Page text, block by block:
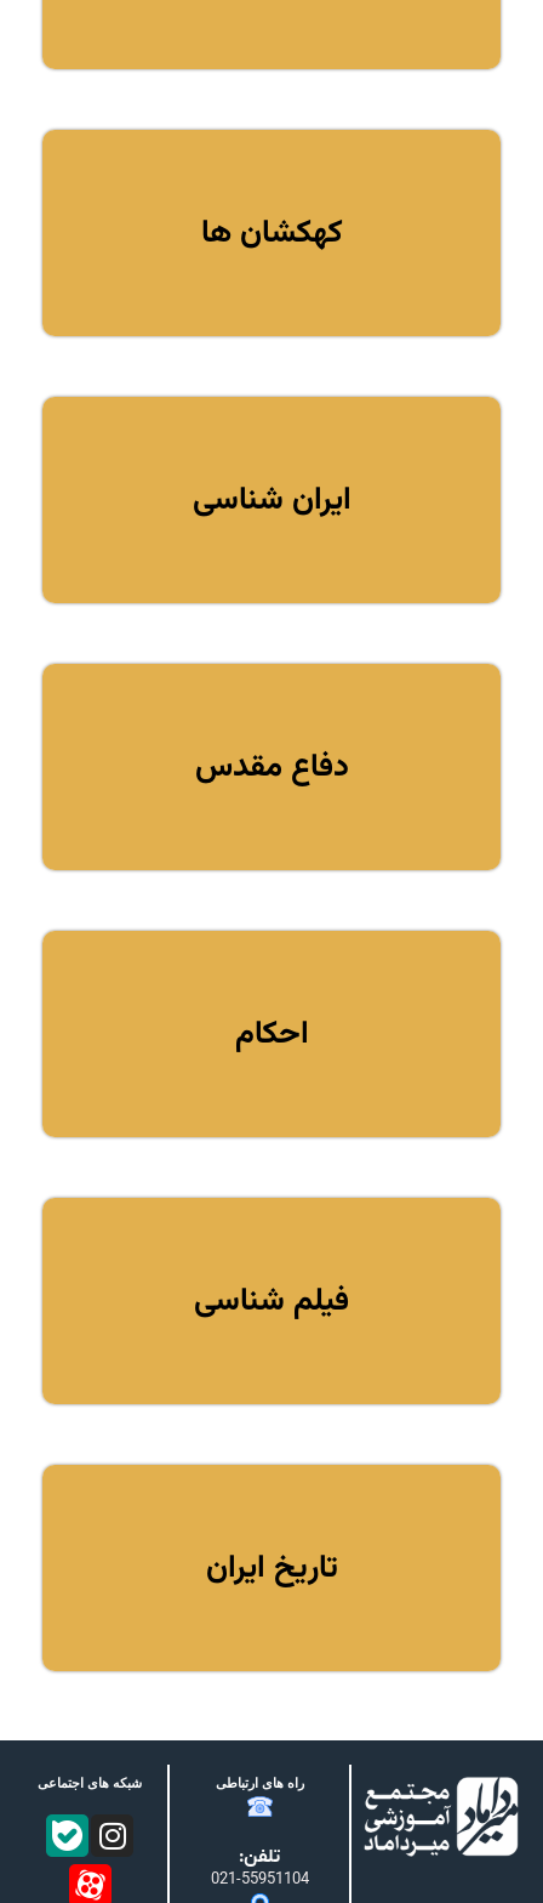
کهکشان ها
ایران شناسی
دفاع مقدس
احکام
فیلم شناسی
تاریخ ایران
راه های ارتباطی
تلفن:
021-55951104
شبکه های اجتماعی